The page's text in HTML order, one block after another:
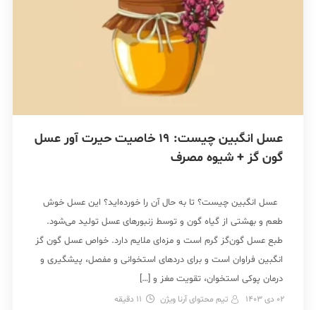
عسل انگبین چیست: 19 خاصیت حیرت آور عسل
گون گز + شیوه مصرف
عسل انگبین چیست؟ تا به حال آن را خورده‌اید؟ این عسل خوش
طعم و بهشتی از گیاه گون و توسط زنبورهای عسل تولید می‌شود.
طبع عسل گون‌گز گرم است و مزه‌ای ملایم دارد. خواص عسل گون گز
انگبین فراوان است و برای دردهای استخوانی و مفصل، پیشگیری و
درمان پوکی استخوان، تقویت مغز و […]
02 دی 1403 تیم محتوای آرنا ویژن 11 دقیقه